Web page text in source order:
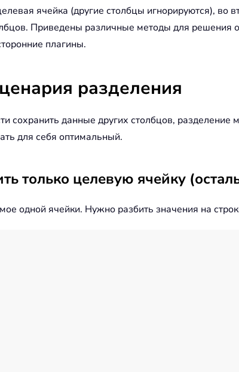
ячейка (другие столбцы игнорируются),
Приведены различные методы для решения
плагины.
разделения
сохранить данные других столбцов,
для себя оптимальный.
только целевую ячейку
одной ячейки. Нужно разбить значения на